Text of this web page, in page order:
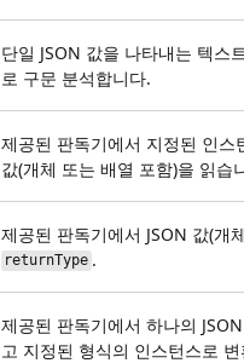
단일 JSON 값을 나타내는 텍스
로 구문 분석합니다.
제공된 판독기에서 지정된 인스
값(개체 또는 배열 포함)을 읽습
제공된 판독기에서 JSON 값(개
returnType .
제공된 판독기에서 하나의
고 지정된 형식의 인스턴스로